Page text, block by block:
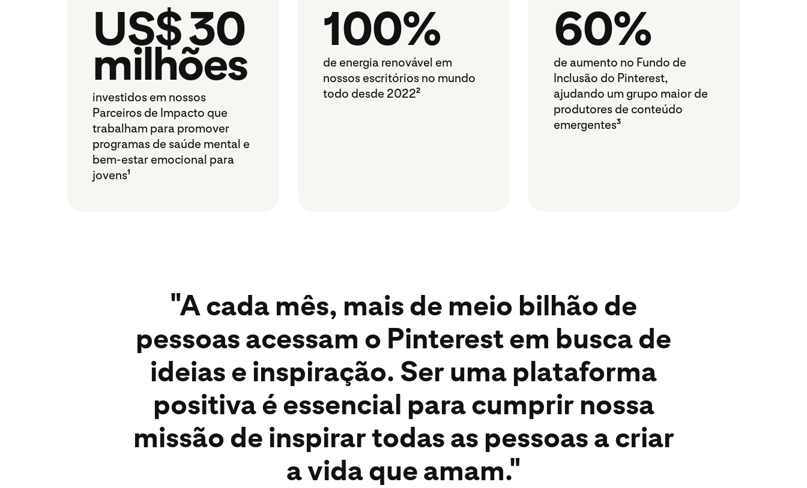
US$ 30
milhões
investidos em nossos
Parceiros de Impacto que
trabalham para promover
programas de saúde mental e
bem-estar emocional para
jovens1
100%
de energia renovável em
nossos escritórios no mundo
todo desde 20222
60%
de aumento no Fundo de
Inclusão do Pinterest,
ajudando um grupo maior de
produtores de conteúdo
emergentes3
"A cada mês, mais de meio bilhão de
pessoas acessam o Pinterest em busca de
ideias e inspiração. Ser uma plataforma
positiva é essencial para cumprir nossa
missão de inspirar todas as pessoas a criar
a vida que amam."